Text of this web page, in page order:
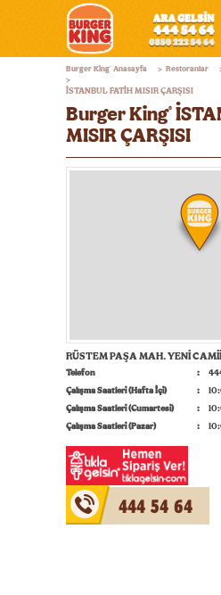
Burger
King®
Burger King® Anasayfa > Restoranlar
>
İSTANBUL FATİH MISIR ÇARŞISI
Burger King®
MISIR ÇARŞISI
RÜSTEM PAŞA MAH. YENİ
Telefon
Çalışma Saatleri (Hafta İçi)
Çalışma Saatleri (Cumartesi)
Çalışma Saatleri (Pazar)
444 54 64